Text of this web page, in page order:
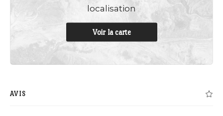
localisation
Voir la carte
AVIS